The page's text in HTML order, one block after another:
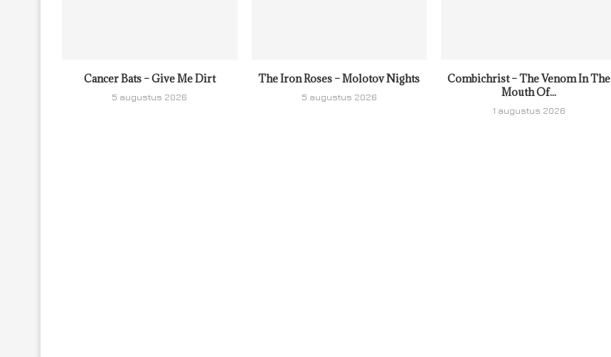
Cancer Bats – Give Me Dirt
5 augustus 2026
The Iron Roses – Molotov Nights
5 augustus 2026
Combichrist – The Venom In The
Mouth Of...
1 augustus 2026